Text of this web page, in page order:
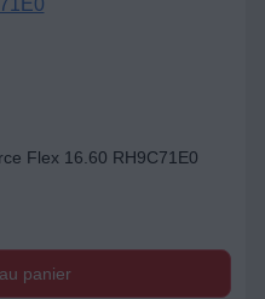
Flex 16.60 RH9C71E0
panier